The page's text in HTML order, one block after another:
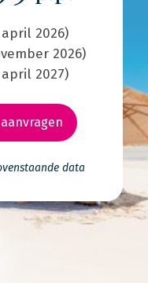
2026)
2026)
2027)
data